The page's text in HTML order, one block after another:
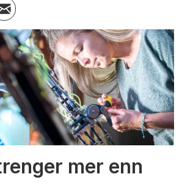
mer enn